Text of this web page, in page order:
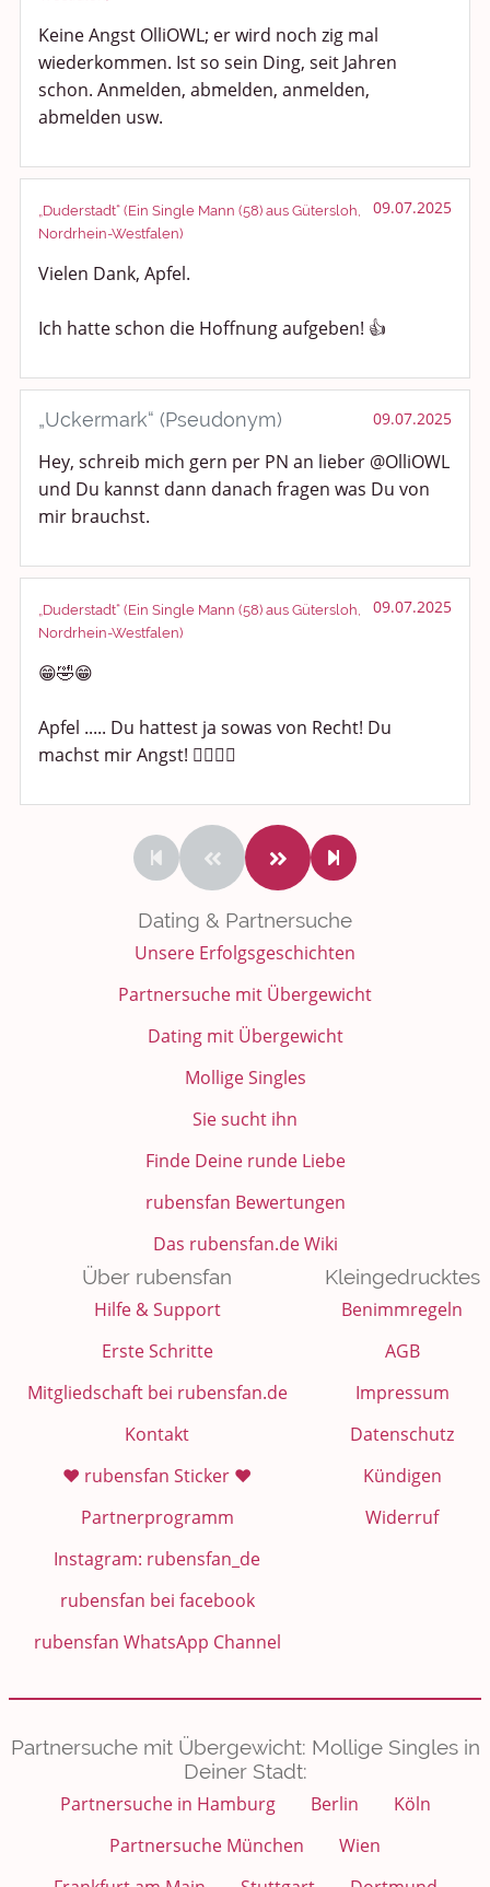
Keine Angst OlliOWL; er wird noch zig mal
wiederkommen. Ist so sein Ding, seit Jahren
schon. Anmelden, abmelden, anmelden,
abmelden usw.
„Duderstadt“ (Ein Single Mann (58) aus Gütersloh,
Nordrhein-Westfalen)
09.07.2025
Vielen Dank, Apfel.
Ich hatte schon die Hoffnung aufgeben! 👍
„Uckermark“ (Pseudonym) 09.07.2025
Hey, schreib mich gern per PN an lieber @OlliOWL
und Du kannst dann danach fragen was Du von
mir brauchst.
„Duderstadt“ (Ein Single Mann (58) aus Gütersloh,
Nordrhein-Westfalen)
09.07.2025
😁🤣😁
Apfel ..... Du hattest ja sowas von Recht! Du
machst mir Angst! 😶‍🌫️🥶👻
Dating & Partnersuche
Unsere Erfolgsgeschichten
Partnersuche mit Übergewicht
Dating mit Übergewicht
Mollige Singles
Sie sucht ihn
Finde Deine runde Liebe
rubensfan Bewertungen
Das rubensfan.de Wiki
Über rubensfan
Hilfe & Support
Erste Schritte
Mitgliedschaft bei rubensfan.de
Kontakt
❤️ rubensfan Sticker ❤️
Partnerprogramm
Instagram: rubensfan_de
rubensfan bei facebook
rubensfan WhatsApp Channel
Kleingedrucktes
Benimmregeln
AGB
Impressum
Datenschutz
Kündigen
Widerruf
Partnersuche mit Übergewicht: Mollige Singles in
Deiner Stadt:
Partnersuche in Hamburg
Berlin
Köln
Partnersuche München
Wien